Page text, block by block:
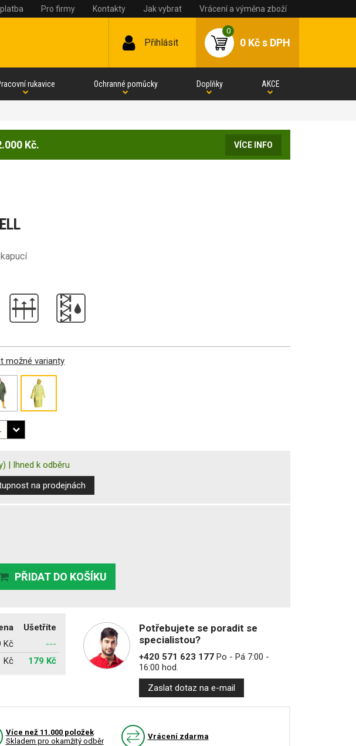
Pro firmy Kontakty Jak vybrat Vrácení a výměna zboží
Přihlásit
0
0 Kčs DPH
rukavice Ochranné pomůcky Doplňky AKCE
Kč. VÍCE INFO
možné varianty
| Ihned k odběru
na prodejnách
PŘIDAT DO KOŠÍKU
Ušetříte
Kč
---
Kč 179 Kč
Potřebujete se poradit se
specialistou?
+420 571 623 177Po - Pá 7:00 -
16:00 hod.
Zaslat dotaz na e-mail
Více než 11.000 položek
Skladem pro okamžitý odběr
Vrácení zdarma